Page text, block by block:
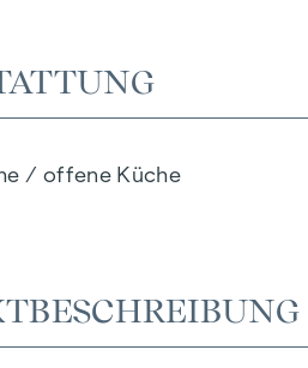
/ offene Küche